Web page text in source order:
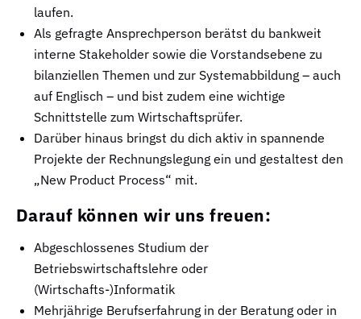
laufen.
Als gefragte Ansprechperson berätst du bankweit
interne Stakeholder sowie die Vorstandsebene zu
bilanziellen Themen und zur Systemabbildung – auch
auf Englisch – und bist zudem eine wichtige
Schnittstelle zum Wirtschaftsprüfer.
Darüber hinaus bringst du dich aktiv in spannende
Projekte der Rechnungslegung ein und gestaltest den
„New Product Process“ mit.
Darauf können wir uns freuen:
Abgeschlossenes Studium der
Betriebswirtschaftslehre oder
(Wirtschafts-)Informatik
Mehrjährige Berufserfahrung in der Beratung oder in